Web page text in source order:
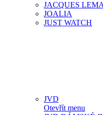
JACQUES
JOALIA
JUST WATCH
JVD
Otevřít menu